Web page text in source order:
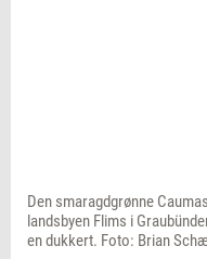
Den smaragdgrønne
landsbyen Flims i
en dukkert. Foto: Brian